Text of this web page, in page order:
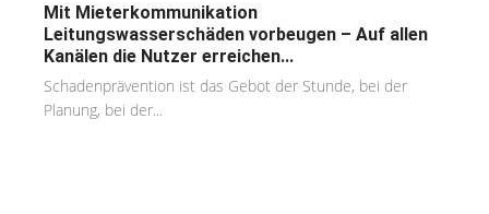
Mit Mieterkommunikation
Leitungswasserschäden vorbeugen – Auf allen
Kanälen die Nutzer erreichen...
Schadenprävention ist das Gebot der Stunde, bei der
Planung, bei der...